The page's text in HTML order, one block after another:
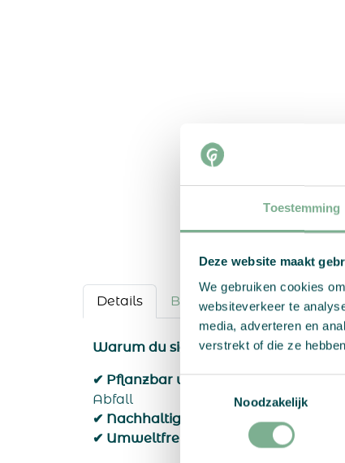
Toestemming
Deze website maakt
We gebruiken cookies
websiteverkeer te
media, adverteren en
verstrekt of die ze
Toestemmingsselectie
Noodzakelijk
Details Bestellvorgang
Warum du sie lieben wirst
✔ Pflanzbar und biologisch abbaubar
Abfall
✔ Nachhaltige Materialien- Aus 100
✔ Umweltfreundlicher Druck - Mit